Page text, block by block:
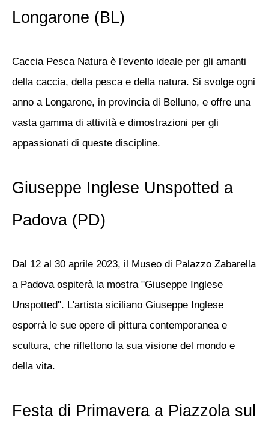
Longarone (BL)
Caccia Pesca Natura è l'evento ideale per gli amanti
della caccia, della pesca e della natura. Si svolge ogni
anno a Longarone, in provincia di Belluno, e offre una
vasta gamma di attività e dimostrazioni per gli
appassionati di queste discipline.
Giuseppe Inglese Unspotted a
Padova (PD)
Dal 12 al 30 aprile 2023, il Museo di Palazzo Zabarella
a Padova ospiterà la mostra "Giuseppe Inglese
Unspotted". L'artista siciliano Giuseppe Inglese
esporrà le sue opere di pittura contemporanea e
scultura, che riflettono la sua visione del mondo e
della vita.
Festa di Primavera a Piazzola sul